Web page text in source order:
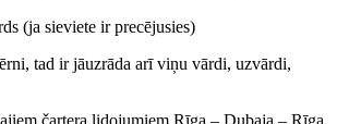
(ja sieviete ir precējusies)
tad ir jāuzrāda arī viņu vārdi, uzvārdi,
čartera lidojumiem Rīga – Dubaja – Rīga